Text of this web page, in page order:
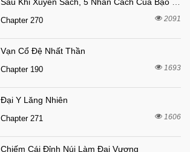
Chapter 270 2091
Vạn Cổ Đệ Nhất Thần
Chapter 190 1693
Đại Y Lăng Nhiên
Chapter 271 1606
Chiếm Cái Đỉnh Núi Làm Đại Vương